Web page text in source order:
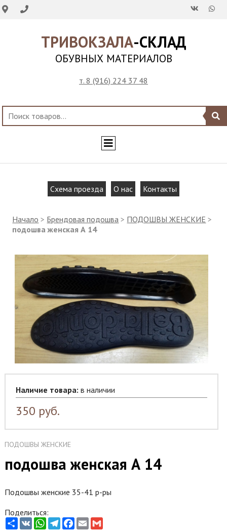
ТРИВОКЗАЛА-СКЛАД
ОБУВНЫХ МАТЕРИАЛОВ
т. 8 (916) 224 37 48
Схема проезда О нас Контакты
Начало > Брендовая подошва > ПОДОШВЫ ЖЕНСКИЕ >
подошва женская А 14
ПОДОШВЫ ЖЕНСКИЕ
подошва женская А 14
Подошвы женские 35-41 р-ры
Поделиться:
ShareVK WhatsApp
Telegram
Facebook
EmailGmail
Наличие товара: в наличии
350 руб.